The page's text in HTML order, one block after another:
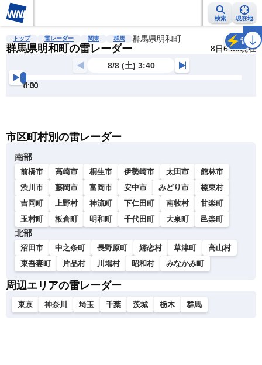
検索 現在地
雨雲レーダー 台風情報 地震情報 警報・注意報 2週間天気 ラ
トップ 雷レーダー 関東 群馬 群馬県明和町
群馬県明和町の雷レーダー 8日6:30現在
雷
8/8 (土) 3:40
4:00
4:30
5:00
5:30
6:00
6:30
市区町村別の雷レーダー
南部
前橋市 高崎市 桐生市 伊勢崎市 太田市
館林市
渋川市
藤岡市 富岡市 安中市 みどり市
榛東村
吉岡町
上野村 神流町 下仁田町 南牧村
甘楽町
玉村町
板倉町 明和町 千代田町 大泉町 邑楽町
北部
沼田市 中之条町 長野原町 嬬恋村 草津町
高山村
東吾妻町
片品村 川場村 昭和村 みなかみ町
周辺エリアの雷レーダー
東京 神奈川 埼玉 千葉 茨城 栃木 群馬